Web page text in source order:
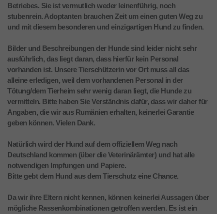
Betriebes. Sie ist vermutlich weder leinenführig, noch
stubenrein. Adoptanten brauchen Zeit um einen guten Weg zu
und mit diesem besonderen und einzigartigen Hund zu finden.
Bilder und Beschreibungen der Hunde sind leider nicht sehr
ausführlich, das liegt daran, dass hierfür kein Personal
vorhanden ist. Unsere Tierschützerin vor Ort muss all das
alleine erledigen, weil dem vorhandenen Personal in der
Tötung/dem Tierheim sehr wenig daran liegt, die Hunde zu
vermitteln. Bitte haben Sie Verständnis dafür, dass wir daher für
Angaben, die wir aus Rumänien erhalten, keinerlei Garantie
geben können. Vielen Dank.
Natürlich wird der Hund auf dem offiziellem Weg nach
Deutschland kommen (über die Veterinärämter) und hat alle
notwendigen Impfungen und Papiere.
Bitte gebt dem Hund aus dem Tierschutz eine Chance.
Da wir ihre Eltern nicht kennen, können keinerlei Aussagen über
mögliche Rassenkombinationen getroffen werden. Es ist ein